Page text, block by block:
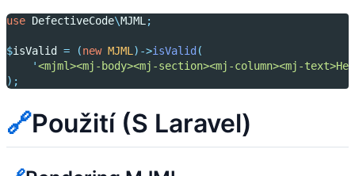
use DefectiveCode\MJML ;
$isValid = (new MJML )->isValid (
'<mjml><mj-body><mj-section><mj-column><mj-
);
🔗Použití (S Laravel)